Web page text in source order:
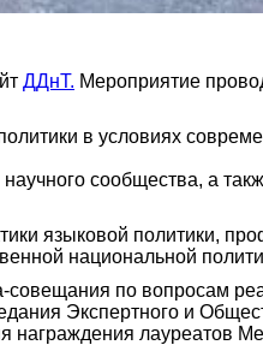
ДДнТ. Мероприятие
в условиях
сообщества, а
языковой политики,
национальной
по вопросам
Экспертного и
награждения лауреатов